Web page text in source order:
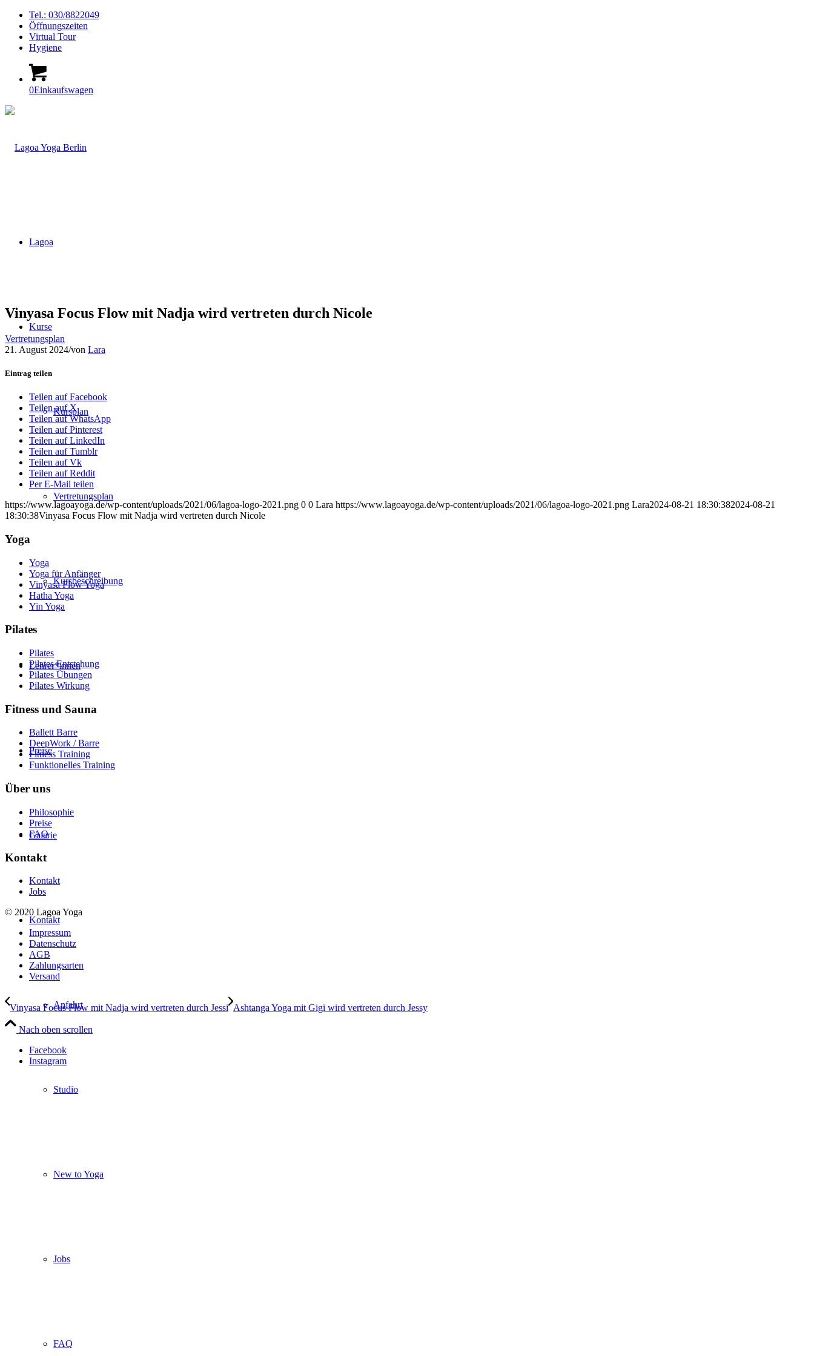
Tel.: 030/8822049
Öffnungszeiten
Virtual Tour
Hygiene
0Einkaufswagen
Lagoa
Kurse
Kursplan
Vertretungsplan
Kursbeschreibung
Lehrer*innen
Preise
Galerie
Kontakt
Anfahrt
Studio
New to Yoga
Jobs
FAQ
Vinyasa Focus Flow mit Nadja wird vertreten durch Nicole
Vertretungsplan
21. August 2024/von Lara
Eintrag teilen
Teilen auf Facebook
Teilen auf X
Teilen auf WhatsApp
Teilen auf Pinterest
Teilen auf LinkedIn
Teilen auf Tumblr
Teilen auf Vk
Teilen auf Reddit
Per E-Mail teilen
https://www.lagoayoga.de/wp-content/uploads/2021/06/lagoa-logo-2021.png 0 0 Lara https://www.lagoayoga.de/wp-content/uploads/2021/06/lagoa-logo-2021.png Lara2024-08-21 18:30:382024-08-21
18:30:38Vinyasa Focus Flow mit Nadja wird vertreten durch Nicole
Yoga
Yoga
Yoga für Anfänger
Vinyasa Flow Yoga
Hatha Yoga
Yin Yoga
Pilates
Pilates
Pilates Entstehung
Pilates Übungen
Pilates Wirkung
Fitness und Sauna
Ballett Barre
DeepWork / Barre
Fitness Training
Funktionelles Training
Über uns
Philosophie
Preise
FAQ
Kontakt
Kontakt
Jobs
© 2020 Lagoa Yoga
Impressum
Datenschutz
AGB
Zahlungsarten
Versand
Vinyasa Focus Flow mit Nadja wird vertreten durch Jessi Ashtanga Yoga mit Gigi wird vertreten durch Jessy
Nach oben scrollen
Facebook
Instagram